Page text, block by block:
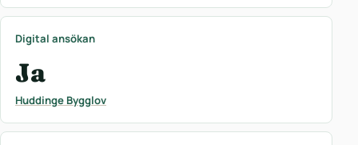
Digital ansökan
Ja
Huddinge Bygglov